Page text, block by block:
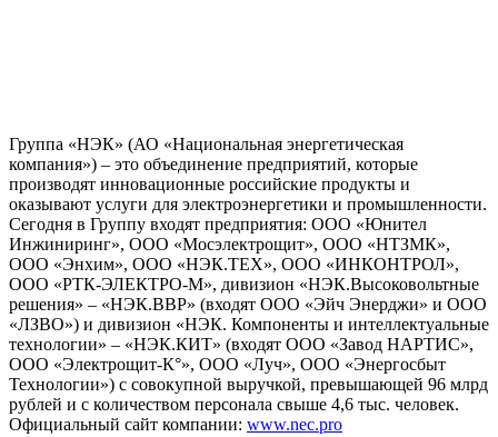
Группа «НЭК» (АО «Национальная энергетическая
компания») – это объединение предприятий, которые
производят инновационные российские продукты и
оказывают услуги для электроэнергетики и промышленности.
Сегодня в Группу входят предприятия: ООО «Юнител
Инжиниринг», ООО «Мосэлектрощит», ООО «НТЗМК»,
ООО «Энхим», ООО «НЭК.ТЕХ», ООО «ИНКОНТРОЛ»,
ООО «РТК-ЭЛЕКТРО-М», дивизион «НЭК.Высоковольтные
решения» – «НЭК.ВВР» (входят ООО «Эйч Энерджи» и ООО
«ЛЗВО») и дивизион «НЭК. Компоненты и интеллектуальные
технологии» – «НЭК.КИТ» (входят ООО «Завод НАРТИС»,
ООО «Электрощит-К°», ООО «Луч», ООО «Энергосбыт
Технологии») с совокупной выручкой, превышающей 96 млрд
рублей и с количеством персонала свыше 4,6 тыс. человек.
Официальный сайт компании: www.nec.pro